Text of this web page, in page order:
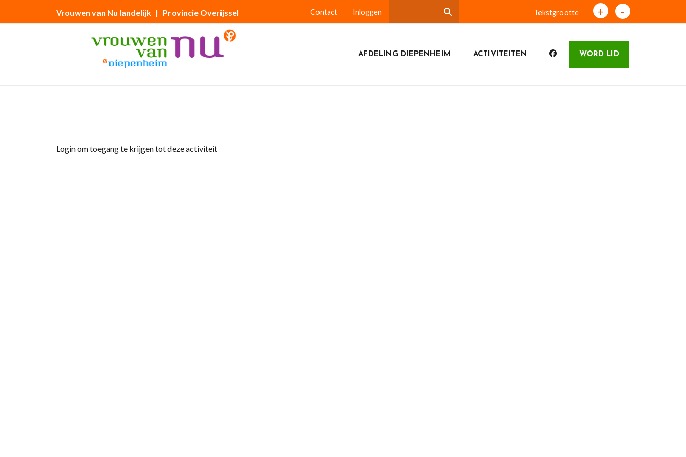
Vrouwen van Nu landelijk | Provincie Overijssel Contact Inloggen Tekstgrootte + -
AFDELING DIEPENHEIM ACTIVITEITEN WORD LID
Login om toegang te krijgen tot deze activiteit